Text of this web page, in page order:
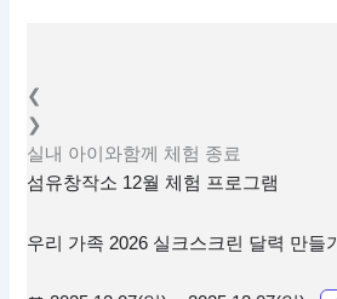
❮
❯
실내 아이와함께 체험 종료
섬유창작소 12월 체험 프로그램
우리 가족 2026 실크스크린 달력 만들기